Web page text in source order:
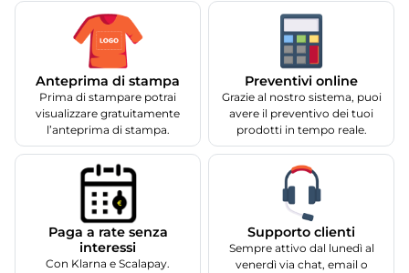
Anteprima di stampa
Prima di stampare potrai
visualizzare gratuitamente
l’anteprima di stampa.
Preventivi online
Grazie al nostro sistema, puoi
avere il preventivo dei tuoi
prodotti in tempo reale.
Paga a rate senza
interessi
Con Klarna e Scalapay.
Supporto clienti
Sempre attivo dal lunedì al
venerdì via chat, email o